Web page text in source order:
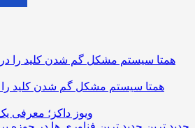
همتا سیستم مشکل گم شدن کلید را
ویوز داکز؛ معرفی